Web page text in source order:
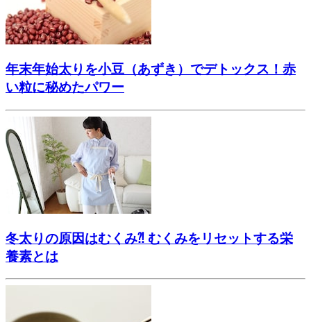
年末年始太りを小豆（あずき）でデトックス！赤
い粒に秘めたパワー
冬太りの原因はむくみ⁈ むくみをリセットする栄
養素とは